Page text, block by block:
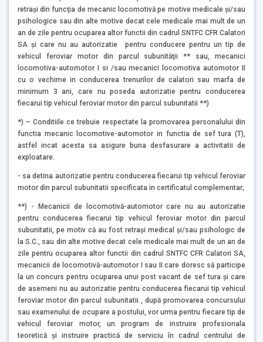
retraşi din funcţia de mecanic locomotivă pe motive medicale şi/sau
psihologice sau din alte motive decat cele medicale mai mult de un
an de zile pentru ocuparea altor functii din cadrul SNTFC CFR Calatori
SA şi care nu au autorizatie pentru conducere pentru un tip de
vehicul feroviar motor din parcul subunităţii ** sau, mecanici
locomotiva-automotor I si /sau mecanici locomotiva automotor II
cu o vechime in conducerea trenurilor de calatori sau marfa de
minimum 3 ani, care nu poseda autorizatie pentru conducerea
fiecarui tip vehicul feroviar motor din parcul subunitatii **)
*) – Conditiile ce trebuie respectate la promovarea personalului din
functia mecanic locomotive-automotor in functia de sef tura (T),
astfel incat acesta sa asigure buna desfasurare a activitatii de
exploatare.
- sa detina autorizatie pentru conducerea fiecarui tip vehicul feroviar
motor din parcul subunitatii specificata in certificatul complementar;
**) - Mecanicii de locomotivă-automotor care nu au autorizatie
pentru conducerea fiecarui tip vehicul feroviar motor din parcul
subunitatii, pe motiv că au fost retraşi medical şi/sau psihologic de
la S.C., sau din alte motive decat cele medicale mai mult de un an de
zile pentru ocuparea altor functii din cadrul SNTFC CFR Calatori SA,
mecanicii de locomotivă-automotor I sau II care doresc să participe
la un concurs pentru ocuparea unui post vacant de sef tura şi care
de asemeni nu au autorizatie pentru conducerea fiecarui tip vehicul
feroviar motor din parcul subunitatii , după promovarea concursului
sau examenului de ocupare a postului, vor urma pentru fiecare tip de
vehicul feroviar motor, un program de instruire profesionala
teoretică şi instruire practică de serviciu în cadrul centrului de